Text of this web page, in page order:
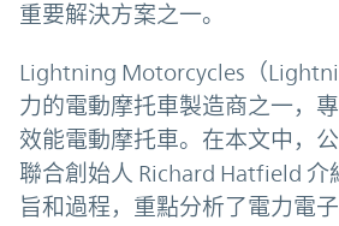
重要解決方案之一。
Lightning Motorcycles（
力的電動摩托車製造商之一，
效能電動摩托車。在本文中，
聯合創始人 Richard Hatfield 介
旨和過程，重點分析了電力電